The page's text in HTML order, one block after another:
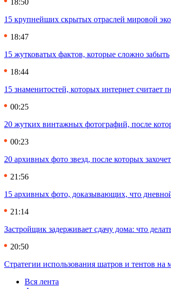
15 крупнейших скрытых отраслей мировой
18:47
15 жутковатых фактов, которые сложно забыть
18:44
15 знаменитостей, которых интернет считает
00:25
20 жутких винтажных фотографий, после
00:23
20 архивных фото звезд, после которых
21:56
15 архивных фото, доказывающих, что
21:14
Застройщик задерживает сдачу дома: что
20:50
Стратегии использования шатров и тентов на
Вся лента